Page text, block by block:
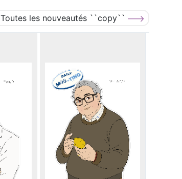
Toutes les nouveautés ``copy``